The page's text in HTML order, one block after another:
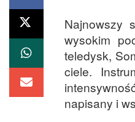
Najnowszy
wysokim
teledysk,
ciele.
napisany i